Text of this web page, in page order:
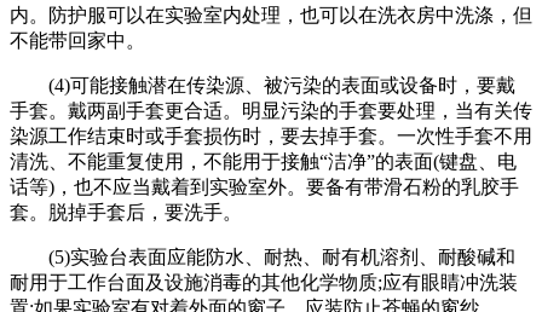
内。防护服可以在实验室内处理，也可以在洗衣房中洗涤，但
不能带回家中。
(4)可能接触潜在传染源、被污染的表面或设备时，要戴
手套。戴两副手套更合适。明显污染的手套要处理，当有关传
染源工作结束时或手套损伤时，要去掉手套。一次性手套不用
清洗、不能重复使用，不能用于接触“洁净”的表面(键盘、电
话等)，也不应当戴着到实验室外。要备有带滑石粉的乳胶手
套。脱掉手套后，要洗手。
(5)实验台表面应能防水、耐热、耐有机溶剂、耐酸碱和
耐用于工作台面及设施消毒的其他化学物质;应有眼睛冲洗装